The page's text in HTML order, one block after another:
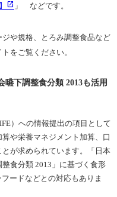
」 などです。
や規格、とろみ調整食品など
をご覧ください。
嚥下調整食分類 2013も活用
）への情報提出の項目として
や栄養マネジメント加算、口
が求められています。「日本
食分類 2013」に基づく食形
ードなどとの対応もありま